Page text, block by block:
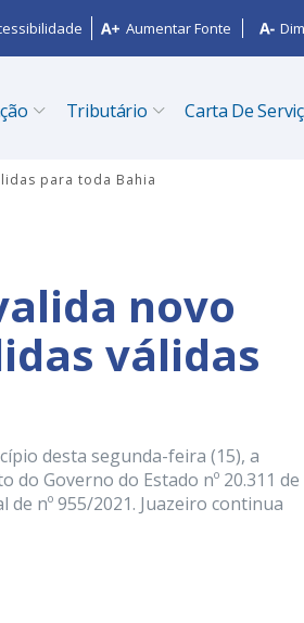
Aumentar Fonte
Tributário Carta De
para toda Bahia
novo
válidas
desta segunda-feira (15), a
Governo do Estado nº 20.311 de
nº 955/2021. Juazeiro continua